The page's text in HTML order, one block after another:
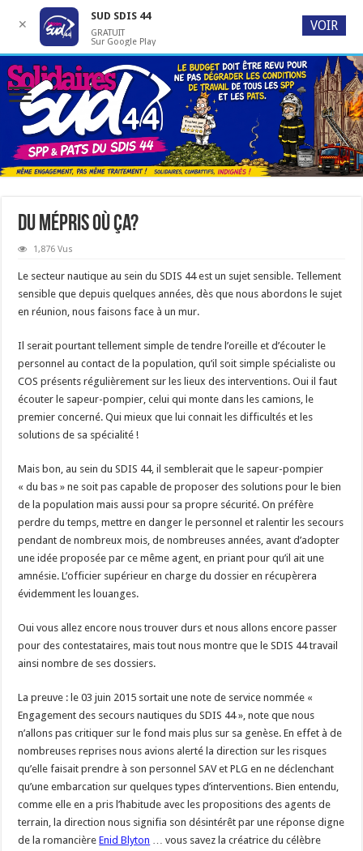
Du mépris où ça?
1,876 Vus
Le secteur nautique au sein du SDIS 44 est un sujet sensible. Tellement
sensible que depuis quelques années, dès que nous abordons le sujet
en réunion, nous faisons face à un mur.
Il serait pourtant tellement simple de tendre l’oreille et d’écouter le
personnel au contact de la population, qu’il soit simple spécialiste ou
COS présents régulièrement sur les lieux des interventions. Oui il faut
écouter le sapeur-pompier, celui qui monte dans les camions, le
premier concerné. Qui mieux que lui connait les difficultés et les
solutions de sa spécialité !
Mais bon, au sein du SDIS 44, il semblerait que le sapeur-pompier
« du bas » ne soit pas capable de proposer des solutions pour le bien
de la population mais aussi pour sa propre sécurité. On préfère
perdre du temps, mettre en danger le personnel et ralentir les secours
pendant de nombreux mois, de nombreuses années, avant d’adopter
une idée proposée par ce même agent, en priant pour qu’il ait une
amnésie. L’officier supérieur en charge du dossier en récupèrera
évidemment les louanges.
Oui vous allez encore nous trouver durs et nous allons encore passer
pour des contestataires, mais tout nous montre que le SDIS 44 travail
ainsi nombre de ses dossiers.
La preuve : le 03 juin 2015 sortait une note de service nommée «
Engagement des secours nautiques du SDIS 44 », note que nous
n’allons pas critiquer sur le fond mais plus sur sa genèse. En effet à de
nombreuses reprises nous avions alerté la direction sur les risques
qu’elle faisait prendre à son personnel SAV et PLG en ne déclenchant
qu’une embarcation sur quelques types d’interventions. Bien entendu,
comme elle en a pris l’habitude avec les propositions des agents de
terrain, la direction nous signifia son désintérêt par une réponse digne
de la romancièreEnid Blyton … vous savez la créatrice du célèbre
✕
SUD SDIS 44
GRATUIT
Sur Google Play
VOIR